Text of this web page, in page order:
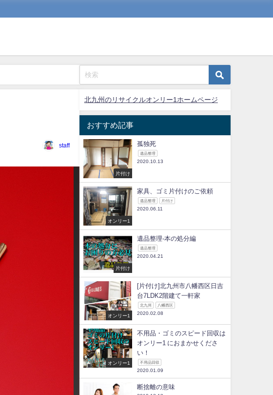
staff
北九州のリサイクルオンリー1ホームページ
おすすめ記事
片付け
孤独死
遺品整理
2020.10.13
オンリー1
家具、ゴミ片付けのご依頼
遺品整理 片付け
2020.06.11
片付け
遺品整理-本の処分編
遺品整理
2020.04.21
オンリー1
[片付け]北九州市八幡西区日吉
台7LDK2階建て一軒家
北九州 八幡西区
2020.02.08
オンリー1
不用品・ゴミのスピード回収は
オンリー1 におまかせくださ
い！
不用品回収
2020.01.09
断捨離の意味